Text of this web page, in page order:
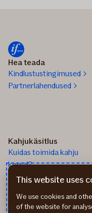
Hea teada
Kindlustustingimused
Partnerlahendused
Kahjukäsitlus
Kuidas toimida kahju
korral?
Teata kahjust
This website uses
We use cookies and
of the website for